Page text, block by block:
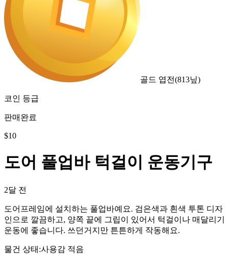
골드 엽전(813닢)
코인 등급
판매완료
$10
도어 풀업바 턱걸이 운동기구
2달 전
도어프레임에 설치하는 풀업바예요. 검은색과 흰색 투톤 디자
인으로 깔끔하고, 양쪽 끝에 그립이 있어서 턱걸이나 매달리기
운동에 좋습니다. 쓰던거지만 튼튼하게 작동해요.
물건 상태 :사용감 적음